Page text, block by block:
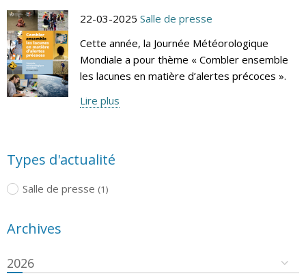
22-03-2025 Salle de presse
Cette année, la Journée Météorologique
Mondiale a pour thème « Combler ensemble
les lacunes en matière d’alertes précoces ».
Lire plus
Types d'actualité
Salle de presse (1)
Archives
2026